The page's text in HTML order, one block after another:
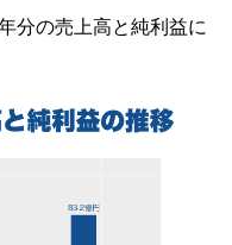
分の売上高と純利益に